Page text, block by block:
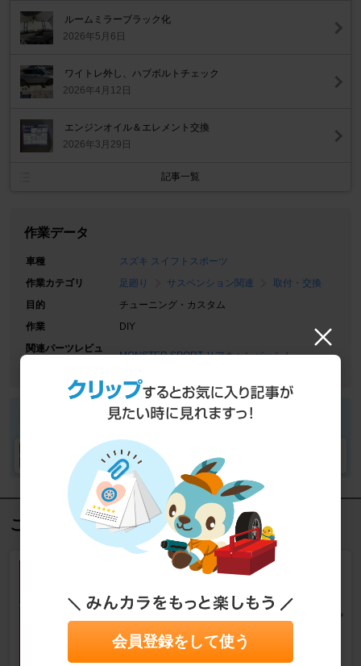
ルームミラーブラック化
2026年5月6日
ワイトレ外し、ハブボルトチェック
2026年4月12日
エンジンオイル＆エレメント交換
2026年3月29日
記事一覧
作業データ
車種
スズキ スイフトスポーツ
作業カテゴリ
足廻り サスペンション関連
取付・交換
目的
チューニング・カスタム
作業
DIY
関連パーツレビュ
MONSTER SPORT リアキャンバーシム
Dyuunさんの愛車
この記事を見た人におすすめ
ふじ−5-57 オートレベライザー
スイフトスポーツ [ZC33S]
1380
2
会員登録をして使う